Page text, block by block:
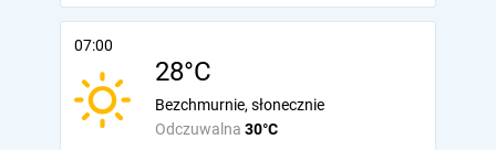
07:00
28°C
Odczuwalna 30°C
Bezchmurnie, słonecznie